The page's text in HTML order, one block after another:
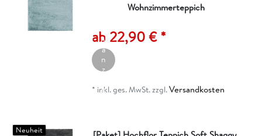
Wohnzimmerteppich
ab 22,90 € *
ik
el
a
n
z
g
* inkl. ges. MwSt.zzgl.Versandkosten
Neuheit